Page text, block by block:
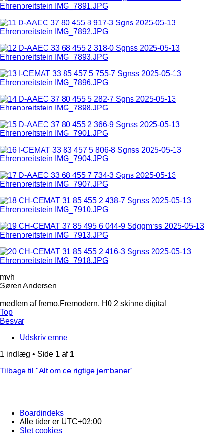
mvh
Søren Andersen
medlem af fremo,Fremodern, H0 2 skinne digital
Top
Besvar
Udskriv emne
1 indlæg • Side 1 af 1
Tilbage til "Alt om de rigtige jernbaner"
Boardindeks
Alle tider er UTC+02:00
Slet cookies